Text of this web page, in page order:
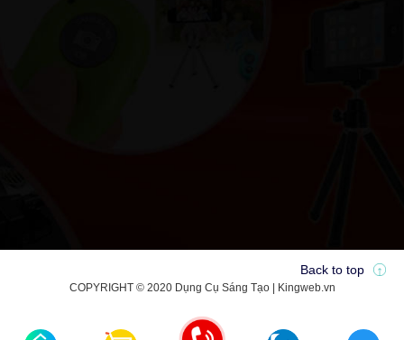
COPYRIGHT © 2020 Dụng Cụ Sáng Tạo | Kingweb.vn
Back to top